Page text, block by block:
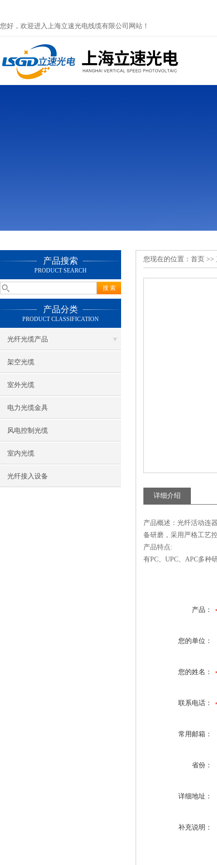
您好，欢迎进入上海立速光电线缆有限公司网站！
产品搜索
PRODUCT SEARCH
产品分类
PRODUCT CLASSIFICATION
光纤光缆产品
架空光缆
室外光缆
电力光缆金具
风电控制光缆
室内光缆
光纤接入设备
您现在的位置： 首页 >>
详细介绍
产品概述：光纤活动连
备研磨，采用严格工艺
产品特点:
有PC、UPC、APC多
产品：
您的单位：
您的姓名：
联系电话：
常用邮箱：
省份：
详细地址：
补充说明：